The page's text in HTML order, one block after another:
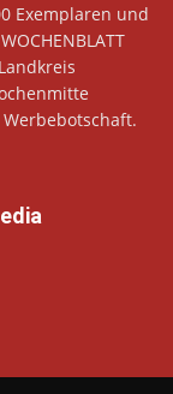
Exemplaren und